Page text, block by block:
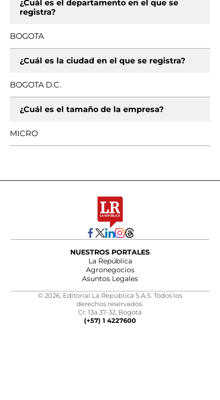
¿Cuál es el departamento en el que se
registra?
BOGOTA
¿Cuál es la ciudad en el que se registra?
BOGOTA D.C.
¿Cuál es el tamaño de la empresa?
MICRO
NUESTROS PORTALES
La República
Agronegocios
Asuntos Legales
© 2026, Editorial La República S.A.S. Todos los
derechos reservados.
Cr. 13a 37-32, Bogotá
(+57) 1 4227600